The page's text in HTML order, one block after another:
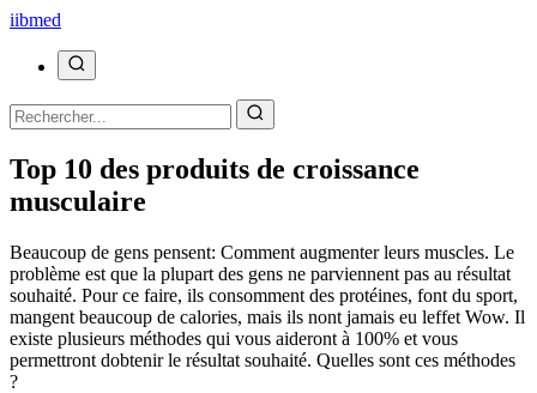
iibmed
Top 10 des produits de croissance
musculaire
Beaucoup de gens pensent: Comment augmenter leurs muscles. Le
problème est que la plupart des gens ne parviennent pas au résultat
souhaité. Pour ce faire, ils consomment des protéines, font du sport,
mangent beaucoup de calories, mais ils nont jamais eu leffet Wow. Il
existe plusieurs méthodes qui vous aideront à 100% et vous
permettront dobtenir le résultat souhaité. Quelles sont ces méthodes
?